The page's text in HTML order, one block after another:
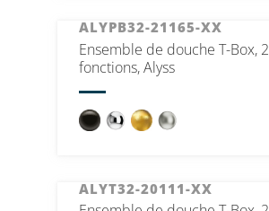
ALYPB32-21165-XX
Ensemble de douche T-Box, 2
fonctions, Alyss
ALYT32-20111-XX